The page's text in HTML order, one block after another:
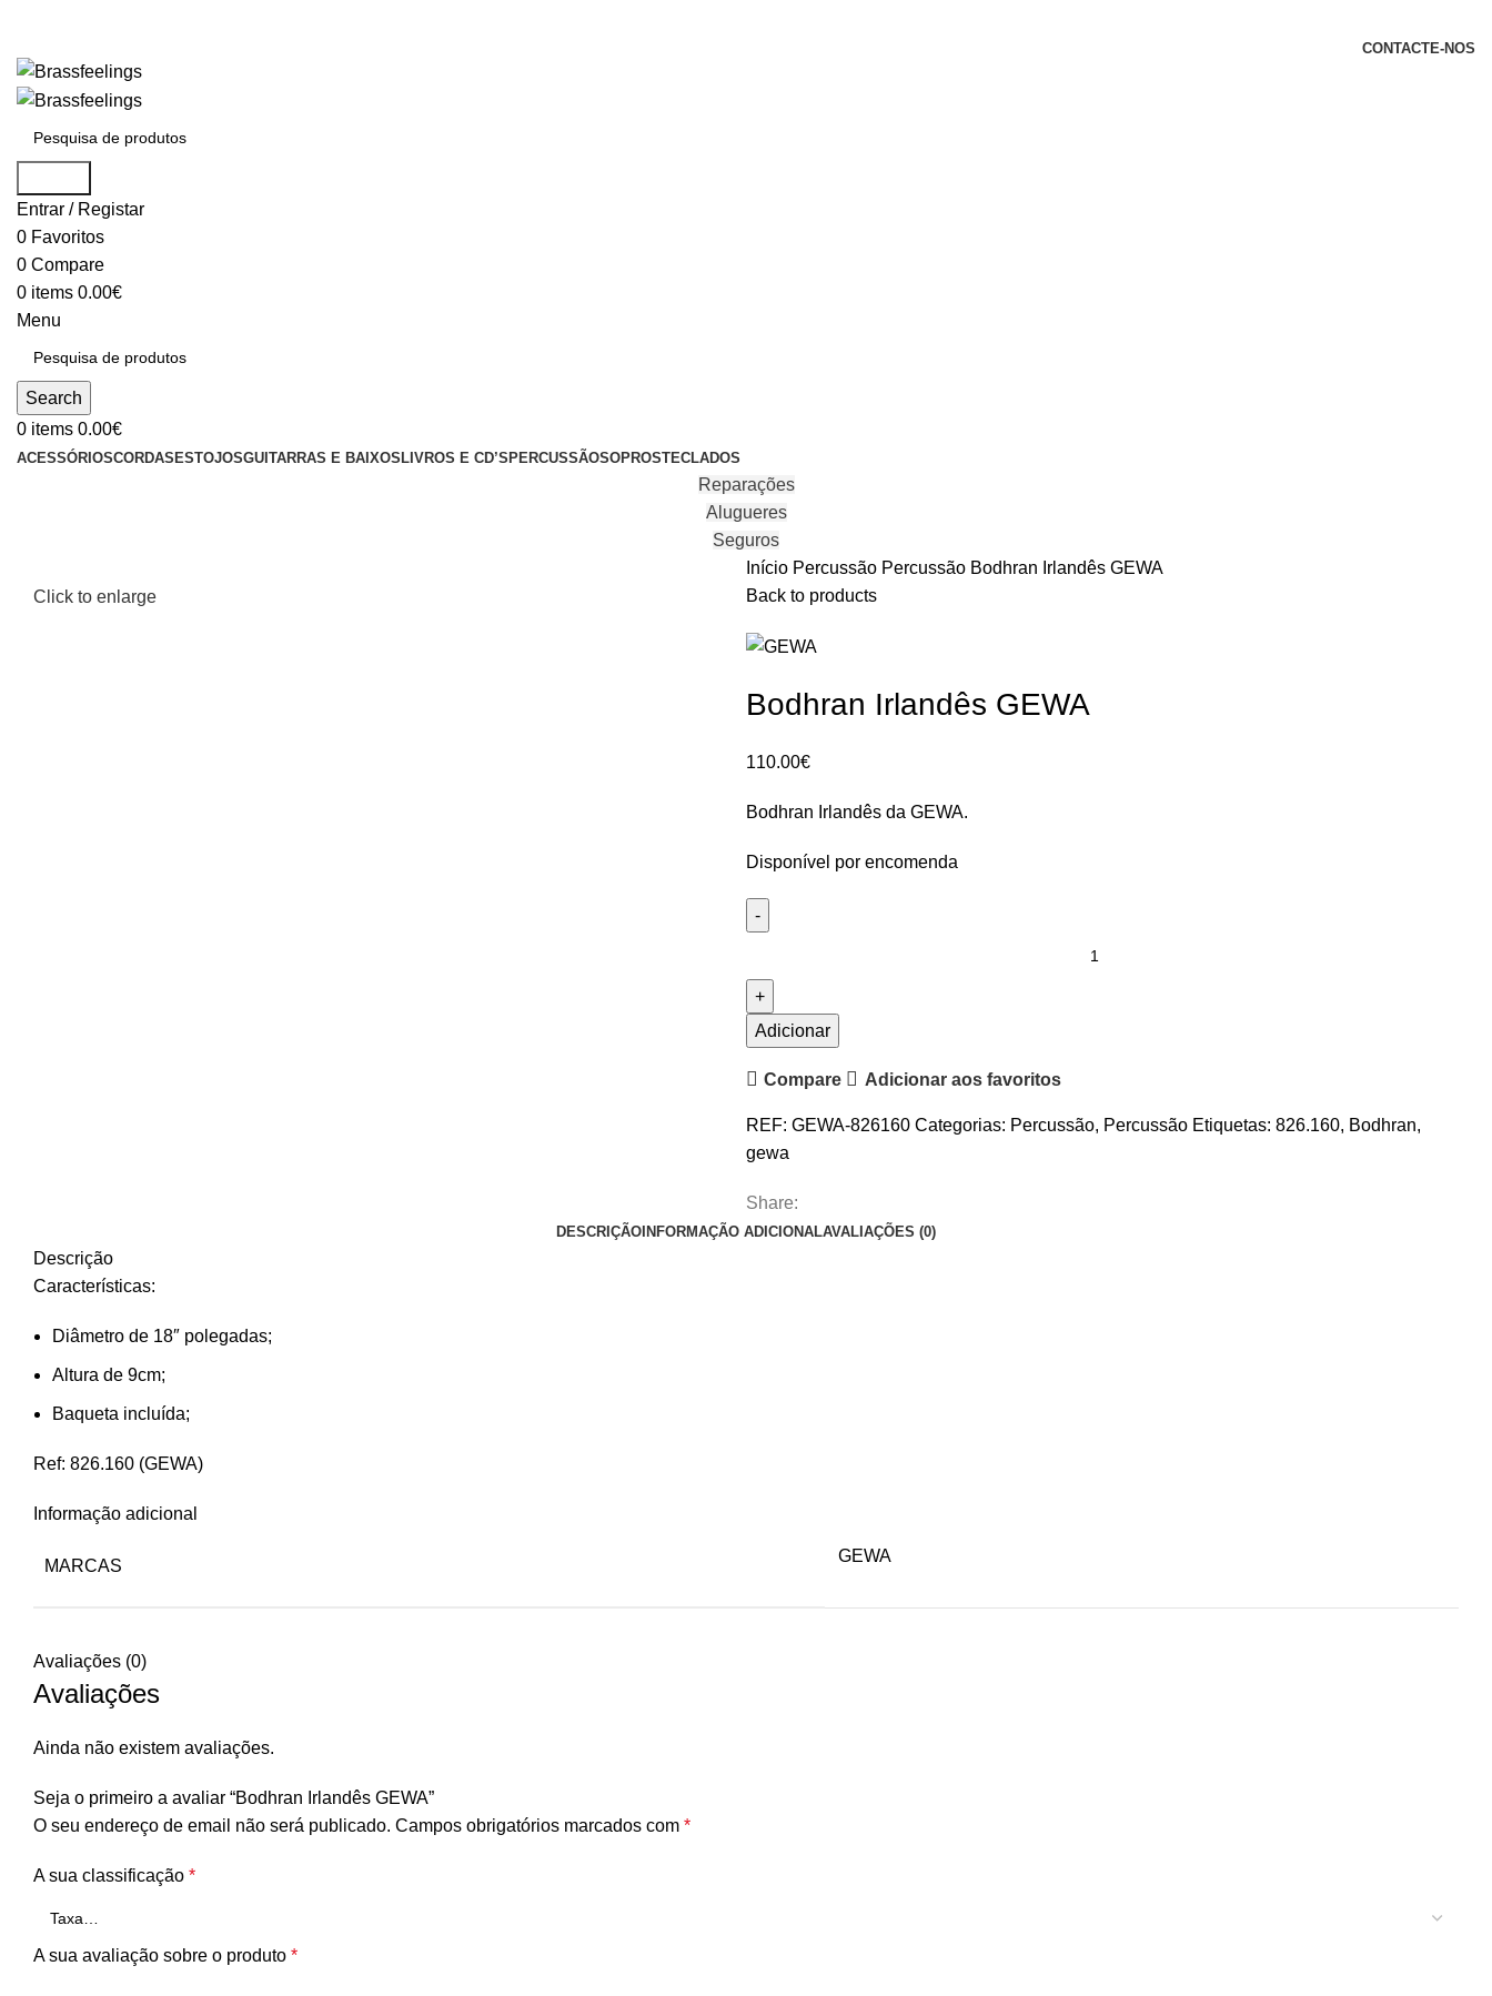
CONTACTE-NOS
Entrar / Registar
0 Favoritos
0 Compare
0 items 0.00€
Menu
Search
0 items 0.00€
ACESSÓRIOSCORDAS ESTOJOSGUITARRAS E BAIXOS LIVROS E CD’S PERCUSSÃOSOPROSTECLADOS
Reparações
Alugueres
Seguros
Click to enlarge
Início Percussão Percussão Bodhran Irlandês GEWA
Back to products
Bodhran Irlandês GEWA
110.00€
Bodhran Irlandês da GEWA.
Disponível por encomenda
Bodhran
Irlandês
Adicionar
Compare Adicionar aos favoritos
REF: GEWA-826160 Categorias: Percussão, Percussão Etiquetas: 826.160, Bodhran,
gewa
Share:
DESCRIÇÃO INFORMAÇÃO ADICIONALAVALIAÇÕES (0)
Descrição
Características:
Diâmetro de 18″ polegadas;
Altura de 9cm;
Baqueta incluída;
Ref: 826.160 (GEWA)
Informação adicional
MARCAS
GEWA
Avaliações (0)
Avaliações
Ainda não existem avaliações.
Seja o primeiro a avaliar “Bodhran Irlandês GEWA”
O seu endereço de email não será publicado. Campos obrigatórios marcados com *
A sua classificação *
A sua avaliação sobre o produto *